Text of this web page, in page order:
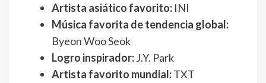
Artista asiático favorito: INI
Música favorita de tendencia global:
Byeon Woo Seok
Logro inspirador:J.Y. Park
Artista favorito mundial:TXT